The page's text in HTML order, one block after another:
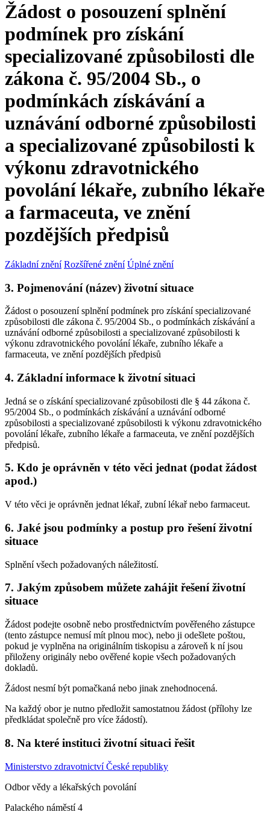
Žádost o posouzení splnění
podmínek pro získání
specializované způsobilosti dle
zákona č. 95/2004 Sb., o
podmínkách získávání a
uznávání odborné způsobilosti
a specializované způsobilosti k
výkonu zdravotnického
povolání lékaře, zubního lékaře
a farmaceuta, ve znění
pozdějších předpisů
Základní znění Rozšířené znění Úplné znění
3. Pojmenování (název) životní situace
Žádost o posouzení splnění podmínek pro získání specializované
způsobilosti dle zákona č. 95/2004 Sb., o podmínkách získávání a
uznávání odborné způsobilosti a specializované způsobilosti k
výkonu zdravotnického povolání lékaře, zubního lékaře a
farmaceuta, ve znění pozdějších předpisů
4. Základní informace k životní situaci
Jedná se o získání specializované způsobilosti dle § 44 zákona č.
95/2004 Sb., o podmínkách získávání a uznávání odborné
způsobilosti a specializované způsobilosti k výkonu zdravotnického
povolání lékaře, zubního lékaře a farmaceuta, ve znění pozdějších
předpisů.
5. Kdo je oprávněn v této věci jednat (podat žádost
apod.)
V této věci je oprávněn jednat lékař, zubní lékař nebo farmaceut.
6. Jaké jsou podmínky a postup pro řešení životní
situace
Splnění všech požadovaných náležitostí.
7. Jakým způsobem můžete zahájit řešení životní
situace
Žádost podejte osobně nebo prostřednictvím pověřeného zástupce
(tento zástupce nemusí mít plnou moc), nebo ji odešlete poštou,
pokud je vyplněna na originálním tiskopisu a zároveň k ní jsou
přiloženy originály nebo ověřené kopie všech požadovaných
dokladů.
Žádost nesmí být pomačkaná nebo jinak znehodnocená.
Na každý obor je nutno předložit samostatnou žádost (přílohy lze
předkládat společně pro více žádostí).
8. Na které instituci životní situaci řešit
Ministerstvo zdravotnictví České republiky
Odbor vědy a lékařských povolání
Palackého náměstí 4